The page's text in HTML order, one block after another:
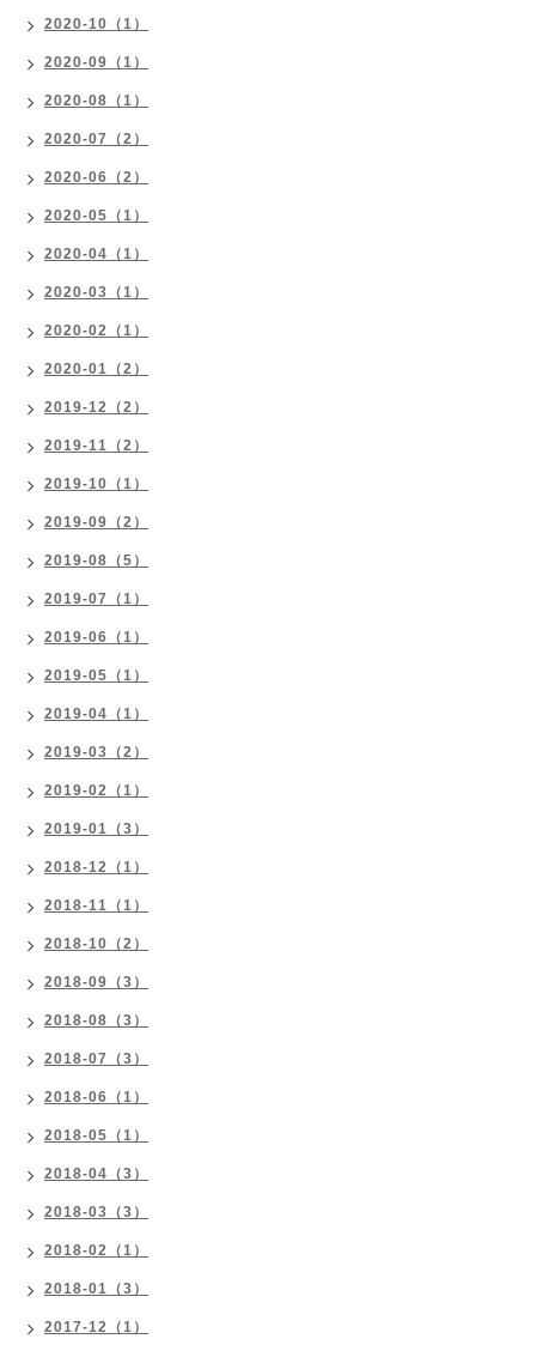
2020-10（1）
2020-09（1）
2020-08（1）
2020-07（2）
2020-06（2）
2020-05（1）
2020-04（1）
2020-03（1）
2020-02（1）
2020-01（2）
2019-12（2）
2019-11（2）
2019-10（1）
2019-09（2）
2019-08（5）
2019-07（1）
2019-06（1）
2019-05（1）
2019-04（1）
2019-03（2）
2019-02（1）
2019-01（3）
2018-12（1）
2018-11（1）
2018-10（2）
2018-09（3）
2018-08（3）
2018-07（3）
2018-06（1）
2018-05（1）
2018-04（3）
2018-03（3）
2018-02（1）
2018-01（3）
2017-12（1）